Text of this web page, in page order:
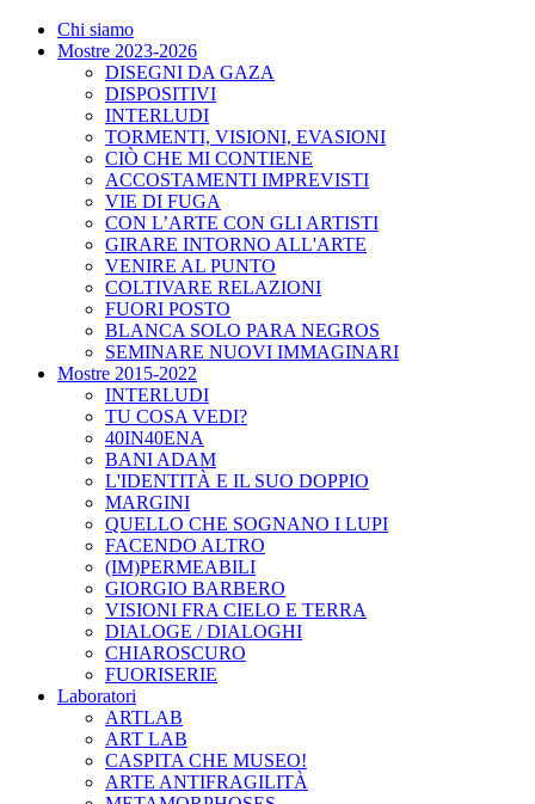
Chi siamo
Mostre 2023-2026
DISEGNI DA GAZA
DISPOSITIVI
INTERLUDI
TORMENTI, VISIONI, EVASIONI
CIÒ CHE MI CONTIENE
ACCOSTAMENTI IMPREVISTI
VIE DI FUGA
CON L’ARTE CON GLI ARTISTI
GIRARE INTORNO ALL'ARTE
VENIRE AL PUNTO
COLTIVARE RELAZIONI
FUORI POSTO
BLANCA SOLO PARA NEGROS
SEMINARE NUOVI IMMAGINARI
Mostre 2015-2022
INTERLUDI
TU COSA VEDI?
40IN40ENA
BANI ADAM
L'IDENTITÀ E IL SUO DOPPIO
MARGINI
QUELLO CHE SOGNANO I LUPI
FACENDO ALTRO
(IM)PERMEABILI
GIORGIO BARBERO
VISIONI FRA CIELO E TERRA
DIALOGE / DIALOGHI
CHIAROSCURO
FUORISERIE
Laboratori
ARTLAB
ART LAB
CASPITA CHE MUSEO!
ARTE ANTIFRAGILITÀ